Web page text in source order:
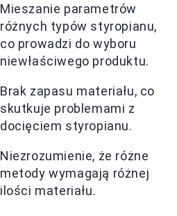
Mieszanie parametrów
różnych typów styropianu,
co prowadzi do wyboru
niewłaściwego produktu.
Brak zapasu materiału, co
skutkuje problemami z
docięciem styropianu.
Niezrozumienie, że różne
metody wymagają różnej
ilości materiału.